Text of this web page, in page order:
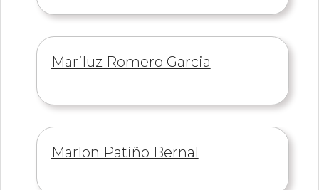
Información
Mariluz Romero Garcia
Información
Marlon Patiño Bernal